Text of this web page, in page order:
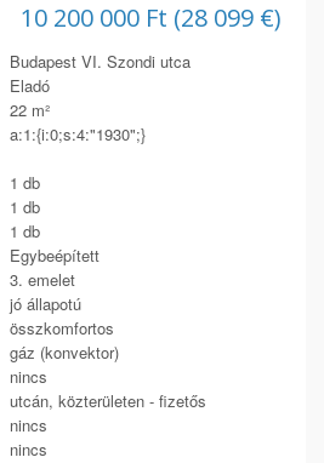
10 200 000 Ft (28 099 €)
Budapest VI. Szondi utca
Eladó
22 m²
a:1:{i:0;s:4:"1930";}
1 db
1 db
1 db
Egybeépített
3. emelet
jó állapotú
összkomfortos
gáz (konvektor)
nincs
utcán, közterületen - fizetős
nincs
nincs